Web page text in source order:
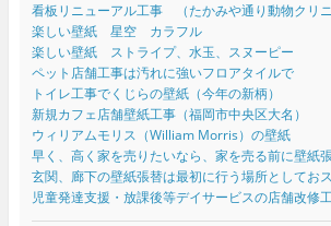
看板リニューアル工事 （たかみや通り動物クリニ
楽しい壁紙 星空 カラフル
楽しい壁紙 ストライプ、水玉、スヌーピー
ペット店舗工事は汚れに強いフロアタイルで
トイレ工事でくじらの壁紙（今年の新柄）
新規カフェ店舗壁紙工事（福岡市中央区大名）
ウィリアムモリス（William Morris）の壁紙
早く、高く家を売りたいなら、家を売る前に壁紙
玄関、廊下の壁紙張替は最初に行う場所としておス
児童発達支援・放課後等デイサービスの店舗改修